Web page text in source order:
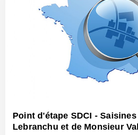
Point d'étape SDCI -
Lebranchu et de Monsieur